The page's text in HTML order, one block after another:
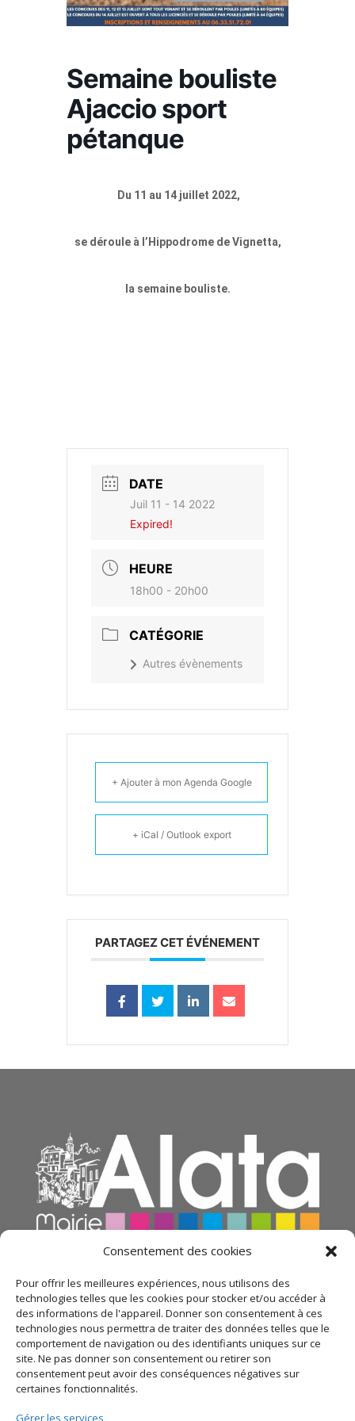
Consentement des cookies
Pour offrir les meilleures expériences, nous utilisons des
technologies telles que les cookies pour stocker et/ou accéder à
des informations de l'appareil. Donner son consentement à ces
technologies nous permettra de traiter des données telles que le
comportement de navigation ou des identifiants uniques sur ce
site. Ne pas donner son consentement ou retirer son
consentement peut avoir des conséquences négatives sur
certaines fonctionnalités.
Gérer les services
Semaine bouliste
Ajaccio sport
pétanque
Du 11 au 14 juillet 2022,
se déroule à l’ Hippodrome de Vignetta,
la semaine bouliste.
DATE
Juil 11 - 14 2022
Expired!
HEURE
18h00 - 20h00
CATÉGORIE
Autres évènements
+ Ajouter à mon Agenda Google
+ iCal / Outlook export
PARTAGEZ CET ÉVÉNEMENT
© 2021 Mairie d’Alata – Réalisation